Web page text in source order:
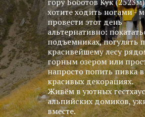
хотите ходить ногами -
провести этот день
альтернативно:
подъемниках, погулять
красивейшему лесу
горным озером или
напросто попить пивка в
красивых декорациях.
Живём в уютных
альпийских домиков,
вместе.